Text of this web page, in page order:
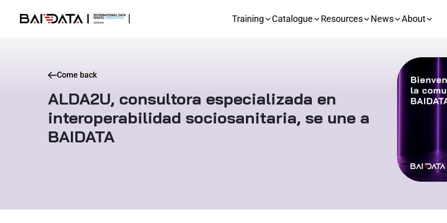
Training Catalogue Resources News About
Come back
ALDA2U, consultora especializada en
interoperabilidad sociosanitaria, se une a
BAIDATA